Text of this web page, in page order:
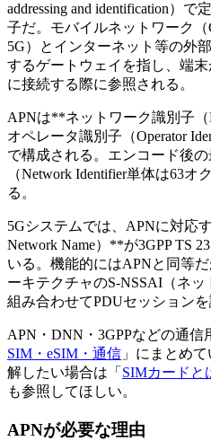
addressing and identification）
子だ。モバイルネットワーク（
5G）とインターネット等の外
するゲートウェイを指し、端
に接続する際に参照される。
APNは**ネットワーク識別子（
オペレータ識別子（Operator
で構成される。エンコード後
（Network Identifier単体は63
る。
5Gシステムでは、APNに対応
Network Name）**が3GPP TS
いる。機能的にはAPNと同等
ーキテクチャのS-NSSAI（ネ
組み合わせてPDUセッションを
APN・DNN・3GPPなどの通信
SIM・eSIM・通信 」にまとめ
解したい場合は「 SIMカード
も参照してほしい。
APNが必要な理由